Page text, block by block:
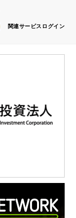
関連サービス ログイン